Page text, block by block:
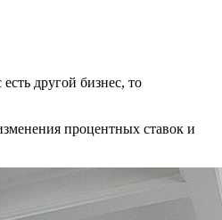
другой бизнес, то
процентных ставок и